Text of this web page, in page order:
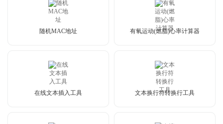
随机MAC地址 有氧运动(燃脂)心率计算器
在线文本插入工具 文本换行符转换行工具